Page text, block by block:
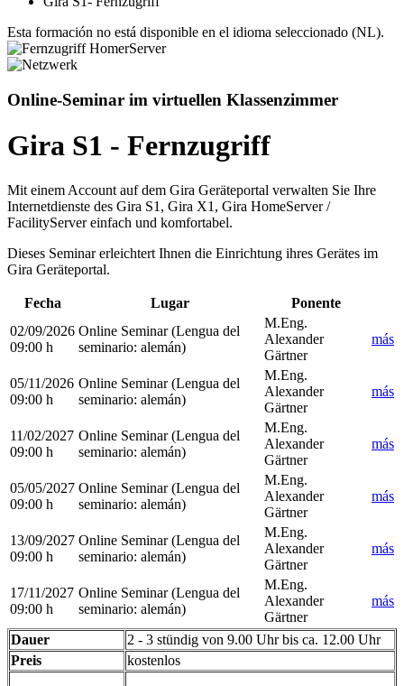
Esta formación no está disponible en el idioma seleccionado (NL).
Online-Seminar im virtuellen Klassenzimmer
Gira S1 - Fernzugriff
Mit einem Account auf dem Gira Geräteportal verwalten Sie Ihre
Internetdienste des Gira S1, Gira X1, Gira HomeServer /
FacilityServer einfach und komfortabel.
Dieses Seminar erleichtert Ihnen die Einrichtung ihres Gerätes im
Gira Geräteportal.
Fecha Lugar
Ponente
02/09/2026
09:00 h
Online Seminar(Lengua del
seminario: alemán)
M.Eng.
Alexander
Gärtner
más
05/11/2026
09:00 h
Online Seminar(Lengua del
seminario: alemán)
M.Eng.
Alexander
Gärtner
más
11/02/2027
09:00 h
Online Seminar(Lengua del
seminario: alemán)
M.Eng.
Alexander
Gärtner
más
05/05/2027
09:00 h
Online Seminar(Lengua del
seminario: alemán)
M.Eng.
Alexander
Gärtner
más
13/09/2027
09:00 h
Online Seminar(Lengua del
seminario: alemán)
M.Eng.
Alexander
Gärtner
más
17/11/2027
09:00 h
Online Seminar(Lengua del
seminario: alemán)
M.Eng.
Alexander
Gärtner
más
Dauer
2 - 3 stündig von 9.00 Uhr bis ca. 12.00 Uhr
Preis
kostenlos